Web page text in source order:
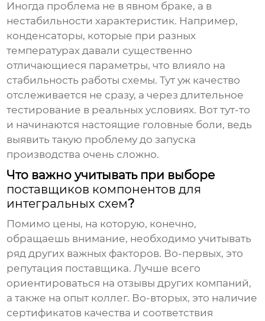
Иногда проблема не в явном браке, а в
нестабильности характеристик. Например,
конденсаторы, которые при разных
температурах давали существенно
отличающиеся параметры, что влияло на
стабильность работы схемы. Тут уж качество
отслеживается не сразу, а через длительное
тестирование в реальных условиях. Вот тут-то
и начинаются настоящие головные боли, ведь
выявить такую проблему до запуска
производства очень сложно.
Что важно учитывать при выборе
поставщиков компонентов для
интегральных схем?
Помимо цены, на которую, конечно,
обращаешь внимание, необходимо учитывать
ряд других важных факторов. Во-первых, это
репутация поставщика. Лучше всего
ориентироваться на отзывы других компаний,
а также на опыт коллег. Во-вторых, это наличие
сертификатов качества и соответствия